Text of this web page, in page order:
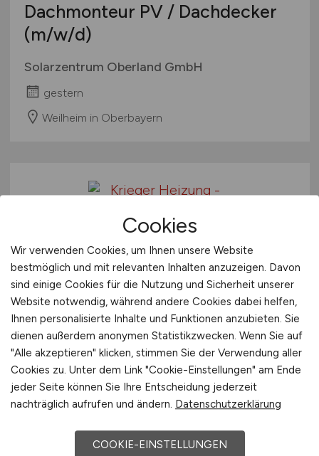
Dachmonteur PV / Dachdecker
(m/w/d)
Solarzentrum Oberland GmbH
gestern
Weilheim in Oberbayern
Kundendiensttechniker(m/w/d)
Krieger Heizung - Sanitär GmbH & Co. KG
gestern
Aurach
Cookies
Wir verwenden Cookies, um Ihnen unsere Website
bestmöglich und mit relevanten Inhalten anzuzeigen. Davon
sind einige Cookies für die Nutzung und Sicherheit unserer
Website notwendig, während andere Cookies dabei helfen,
Ihnen personalisierte Inhalte und Funktionen anzubieten. Sie
dienen außerdem anonymen Statistikzwecken. Wenn Sie auf
"Alle akzeptieren" klicken, stimmen Sie der Verwendung aller
Cookies zu. Unter dem Link "Cookie-Einstellungen" am Ende
jeder Seite können Sie Ihre Entscheidung jederzeit
nachträglich aufrufen und ändern. Datenschutzerklärung
COOKIE-EINSTELLUNGEN